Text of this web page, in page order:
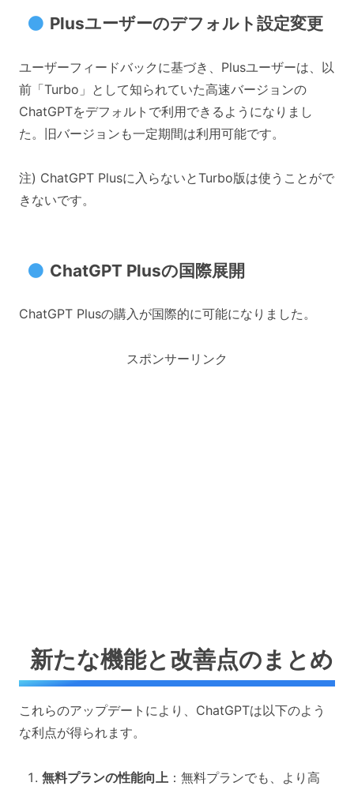
Plusユーザーのデフォルト設定変更
ユーザーフィードバックに基づき、Plusユーザーは、以
前「Turbo」として知られていた高速バージョンの
ChatGPTをデフォルトで利用できるようになりまし
た。旧バージョンも一定期間は利用可能です。
注) ChatGPT Plusに入らないとTurbo版は使うことがで
きないです。
ChatGPT Plusの国際展開
ChatGPT Plusの購入が国際的に可能になりました。
スポンサーリンク
新たな機能と改善点のまとめ
これらのアップデートにより、ChatGPTは以下のよう
な利点が得られます。
無料プランの性能向上 ：無料プランでも、より高